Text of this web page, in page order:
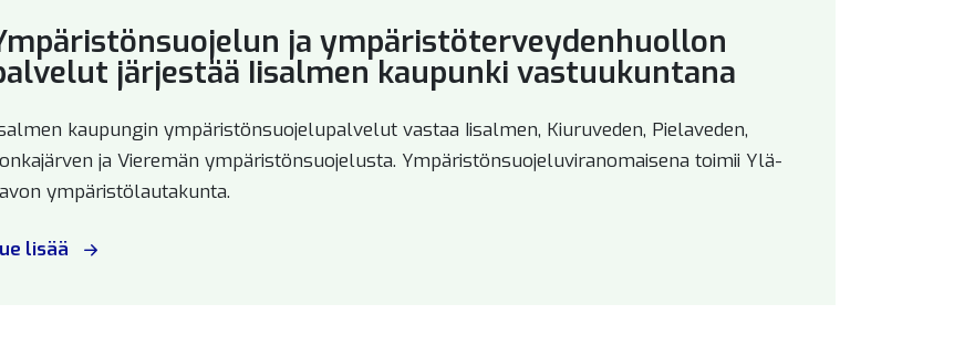
ja ympäristöterveydenhuollon
järjestää Iisalmen kaupunki vastuukuntana
kaupungin ympäristönsuojelupalvelut vastaa Iisalmen, Kiuruveden, Pielaveden,
ja Vieremän ympäristönsuojelusta. Ympäristönsuojeluviranomaisena toimii Ylä-
ympäristölautakunta.
lisää